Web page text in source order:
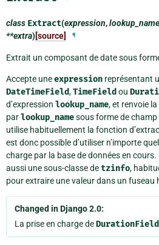
class Extract(expression,
**extra)[source] ¶
Extrait un composant de date sous
Accepte uneexpression représentant
DateTimeField,TimeField ou
d’expression lookup_name, et renvoie
parlookup_namesous forme de champ
utilise habituellement la fonction
est donc possible d’utiliser n’importe
charge par la base de données en
aussi une sous-classe detzinfo,
pour extraire une valeur dans un fuseau
Changed in Django 2.0:
La prise en charge deDurationField